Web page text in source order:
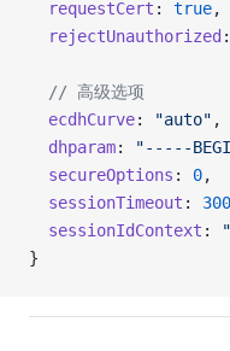
  requestCert
: true
  rejectUnauthorized
:
  // 高级选项
  ecdhCurve
: "auto"
  dhparam
: "-----
  secureOptions
: 0
  sessionTimeout
: 300
  sessionIdContext
:
}